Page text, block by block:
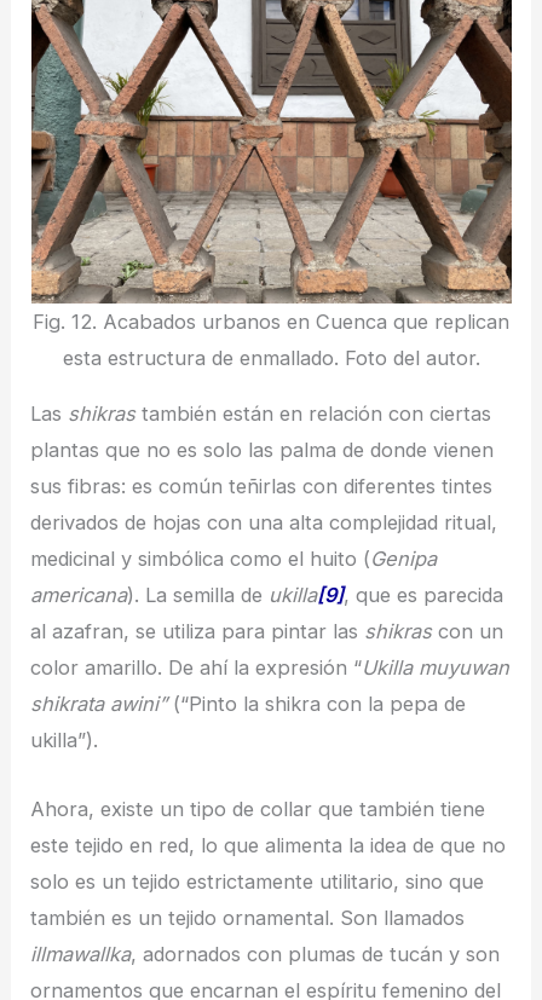
Fig. 12. Acabados urbanos en Cuenca que replican
esta estructura de enmallado. Foto del autor.
Las shikrastambién están en relación con ciertas
plantas que no es solo las palma de donde vienen
sus fibras: es común teñirlas con diferentes tintes
derivados de hojas con una alta complejidad ritual,
medicinal y simbólica como el huito (Genipa
americana). La semilla de ukilla[9], que es parecida
al azafran, se utiliza para pintar las shikrascon un
color amarillo. De ahí la expresión “Ukilla muyuwan
shikrata awini”(“Pinto la shikra con la pepa de
ukilla”).
Ahora, existe un tipo de collar que también tiene
este tejido en red, lo que alimenta la idea de que no
solo es un tejido estrictamente utilitario, sino que
también es un tejido ornamental. Son llamados
illmawallka, adornados con plumas de tucán y son
ornamentos que encarnan el espíritu femenino del